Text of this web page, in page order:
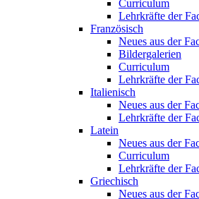
Curriculum
Lehrkräfte der
Französisch
Neues aus der
Bildergalerien
Curriculum
Lehrkräfte der
Italienisch
Neues aus der
Lehrkräfte der
Latein
Neues aus der
Curriculum
Lehrkräfte der
Griechisch
Neues aus der